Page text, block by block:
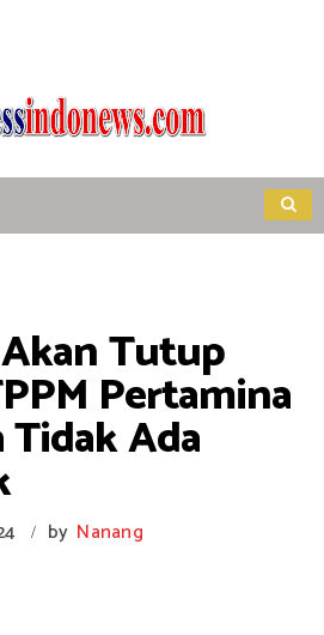
Tutup
Pertamina
Ada
/ by Nanang